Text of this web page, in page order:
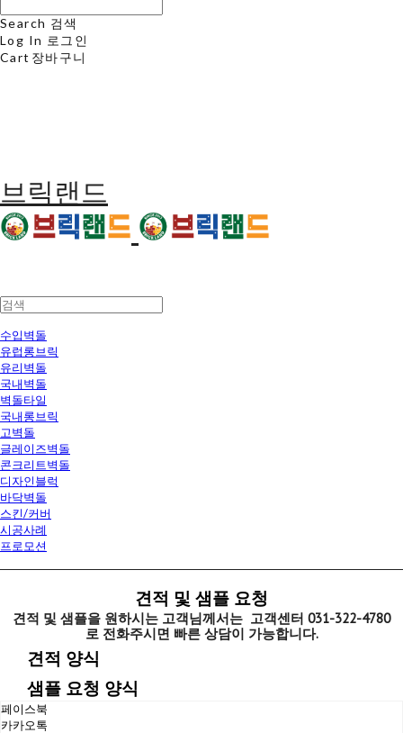
Search 검색
Log In 로그인
Cart 장바구니
브릭랜드
수입벽돌
유럽롱브릭
유리벽돌
국내벽돌
벽돌타일
국내롱브릭
고벽돌
글레이즈벽돌
콘크리트벽돌
디자인블럭
바닥벽돌
스킨/커버
시공사례
프로모션
견적 및 샘플 요청
견적 및 샘플을 원하시는 고객님께서는 고객센터 031-322-4780
로 전화주시면 빠른 상담이 가능합니다.
견적 양식
샘플 요청 양식
페이스북
카카오톡